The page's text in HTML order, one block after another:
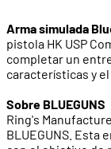
Arma simulada
pistola HK USP
completar un
características y
Sobre BLUEGUNS
Ring's
BLUEGUNS. Esta